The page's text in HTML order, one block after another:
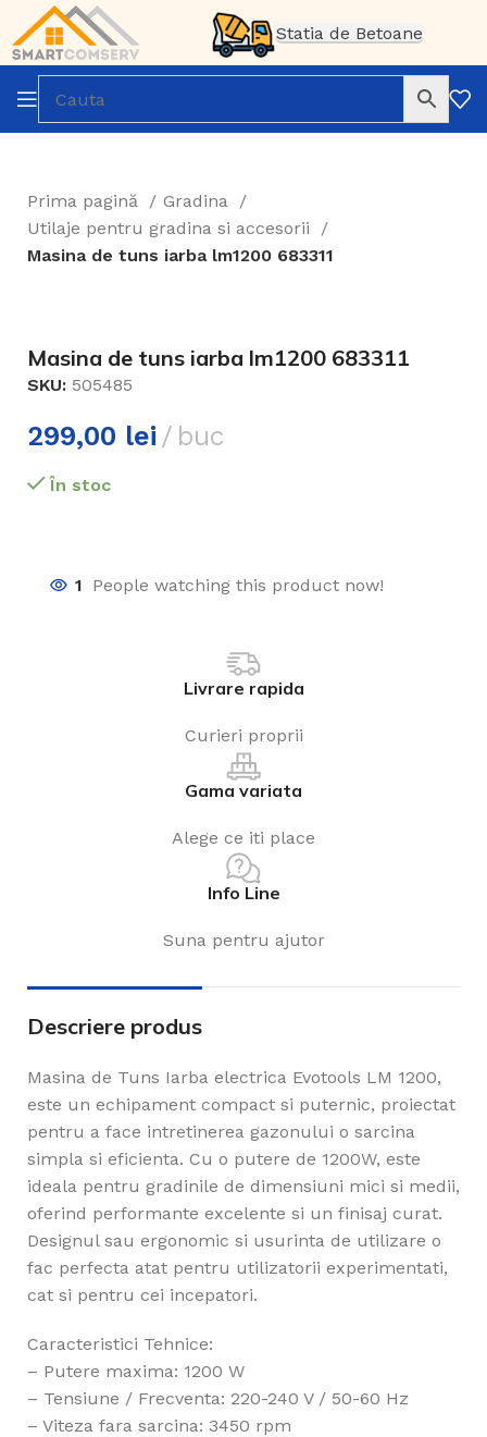
Statia de Betoane
Prima pagină
Gradina
Utilaje pentru gradina si accesorii
Masina de tuns iarba lm1200 683311
Masina de tuns iarba lm1200 683311
SKU: 505485
299,00 lei buc
În stoc
1 People watching this product now!
Livrare rapida
Curieri proprii
Gama variata
Alege ce iti place
Info Line
Suna pentru ajutor
Descriere produs
Masina de Tuns Iarba electrica Evotools LM 1200,
este un echipament compact si puternic, proiectat
pentru a face intretinerea gazonului o sarcina
simpla si eficienta. Cu o putere de 1200W, este
ideala pentru gradinile de dimensiuni mici si medii,
oferind performante excelente si un finisaj curat.
Designul sau ergonomic si usurinta de utilizare o
fac perfecta atat pentru utilizatorii experimentati,
cat si pentru cei incepatori.
Caracteristici Tehnice:
– Putere maxima: 1200 W
– Tensiune / Frecventa: 220-240 V / 50-60 Hz
– Viteza fara sarcina: 3450 rpm